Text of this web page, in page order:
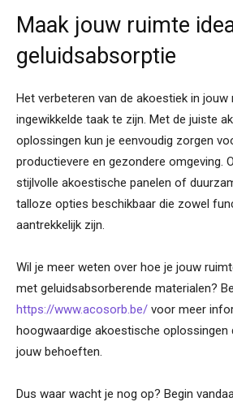
Maak jouw ruimte
geluidsabsorptie
Het verbeteren van de akoestiek in
ingewikkelde taak te zijn. Met de juiste
oplossingen kun je eenvoudig zorgen
productievere en gezondere omgeving.
stijlvolle akoestische panelen of
talloze opties beschikbaar die zowel
aantrekkelijk zijn.
Wil je meer weten over hoe je jouw
met geluidsabsorberende materialen?
https://www.acosorb.be/ voor meer
hoogwaardige akoestische oplossingen
jouw behoeften.
Dus waar wacht je nog op? Begin